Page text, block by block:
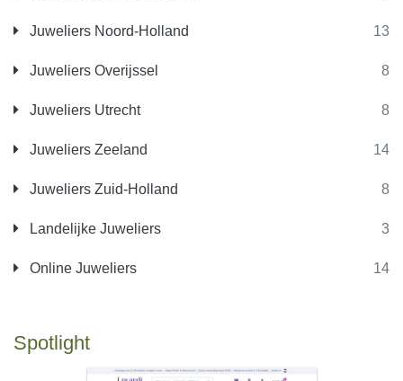
Juweliers Noord-Holland 13
Juweliers Overijssel 8
Juweliers Utrecht 8
Juweliers Zeeland 14
Juweliers Zuid-Holland 8
Landelijke Juweliers 3
Online Juweliers 14
Spotlight